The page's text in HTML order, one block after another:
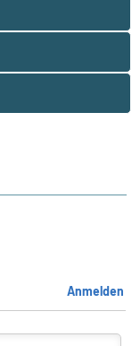
Anmelden